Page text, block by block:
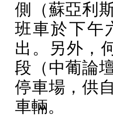
側（蘇亞利
班車於下午
出。另外，
段（中葡論
停車場，供
車輛。